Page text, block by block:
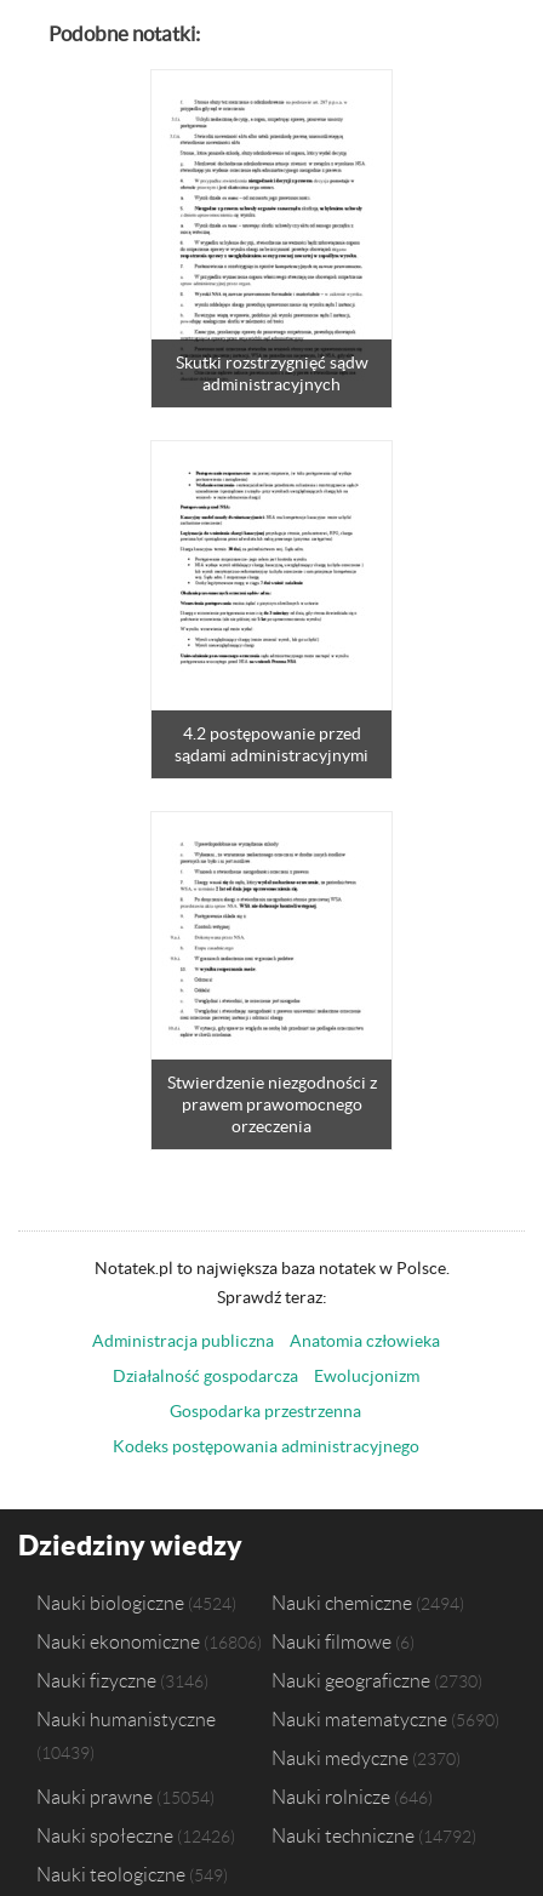
Podobne notatki:
Skutki rozstrzygnięć sądw
administracyjnych
4.2 postępowanie przed
sądami administracyjnymi
Stwierdzenie niezgodności z
prawem prawomocnego
orzeczenia
Notatek.pl to największa baza notatek w Polsce.
Sprawdź teraz:
Administracja publiczna
Anatomia człowieka
Działalność gospodarcza
Ewolucjonizm
Gospodarka przestrzenna
Kodeks postępowania administracyjnego
Dziedziny wiedzy
Nauki biologiczne 4524 Nauki chemiczne 2494
Nauki ekonomiczne 16806 Nauki filmowe 6
Nauki fizyczne 3146 Nauki geograficzne 2730
Nauki humanistyczne
10439
Nauki matematyczne 5690
Nauki medyczne 2370
Nauki prawne 15054 Nauki rolnicze 646
Nauki społeczne 12426 Nauki techniczne 14792
Nauki teologiczne 549